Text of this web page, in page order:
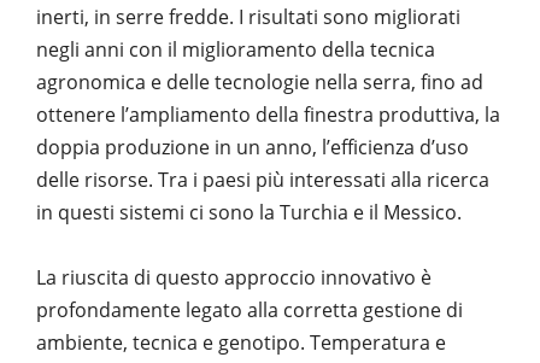
inerti, in serre fredde. I risultati sono migliorati
negli anni con il miglioramento della tecnica
agronomica e delle tecnologie nella serra, fino ad
ottenere l’ampliamento della finestra produttiva, la
doppia produzione in un anno, l’efficienza d’uso
delle risorse. Tra i paesi più interessati alla ricerca
in questi sistemi ci sono la Turchia e il Messico.
La riuscita di questo approccio innovativo è
profondamente legato alla corretta gestione di
ambiente, tecnica e genotipo. Temperatura e